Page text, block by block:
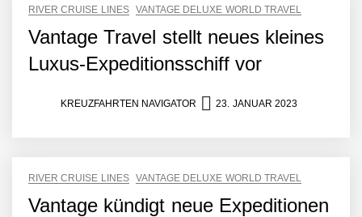
RIVER CRUISE LINES VANTAGE DELUXE WORLD TRAVEL
Vantage Travel stellt neues kleines
Luxus-Expeditionsschiff vor
KREUZFAHRTEN NAVIGATOR 23. JANUAR 2023
RIVER CRUISE LINES VANTAGE DELUXE WORLD TRAVEL
Vantage kündigt neue Expeditionen